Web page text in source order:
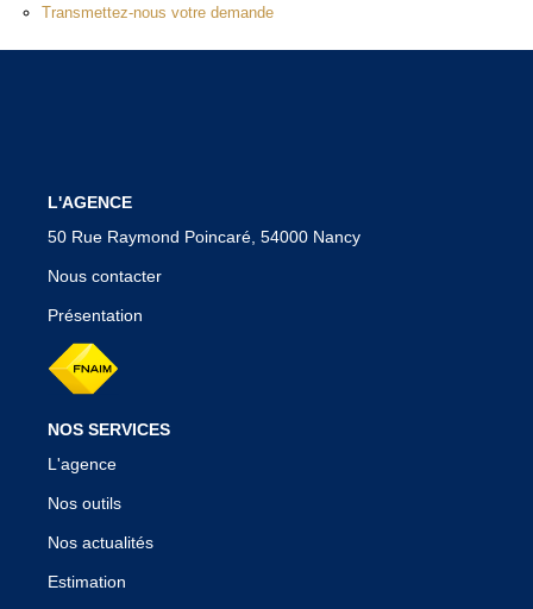
Notre Agence
Nos Témoignages
EN
Transmettez-nous votre demande
L'AGENCE
50 Rue Raymond Poincaré, 54000 Nancy
Nous contacter
Présentation
NOS SERVICES
L'agence
Nos outils
Nos actualités
Estimation